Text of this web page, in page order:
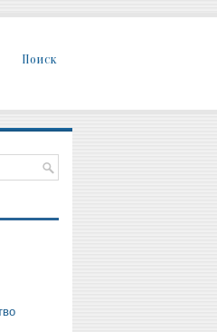
Поиск